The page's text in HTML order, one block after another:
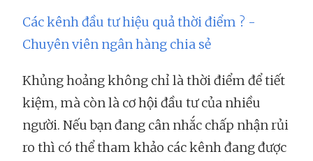
Các kênh đầu tư hiệu quả thời điểm ? -
Chuyên viên ngân hàng chia sẻ
Khủng hoảng không chỉ là thời điểm để tiết
kiệm, mà còn là cơ hội đầu tư của nhiều
người. Nếu bạn đang cân nhắc chấp nhận rủi
ro thì có thể tham khảo các kênh đang được